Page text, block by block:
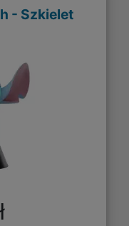
- Szkielet